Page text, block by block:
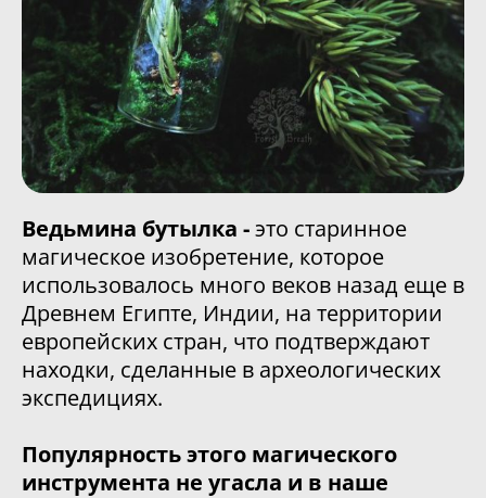
Ведьмина бутылка -это старинное
магическое изобретение, которое
использовалось много веков назад еще в
Древнем Египте, Индии, на территории
европейских стран, что подтверждают
находки, сделанные в археологических
экспедициях.
Популярность этого магического
инструмента не угасла и в наше